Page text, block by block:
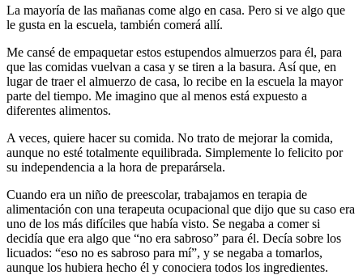
La mayoría de las mañanas come algo en casa. Pero si ve algo que
le gusta en la escuela, también comerá allí.
Me cansé de empaquetar estos estupendos almuerzos para él, para
que las comidas vuelvan a casa y se tiren a la basura. Así que, en
lugar de traer el almuerzo de casa, lo recibe en la escuela la mayor
parte del tiempo. Me imagino que al menos está expuesto a
diferentes alimentos.
A veces, quiere hacer su comida. No trato de mejorar la comida,
aunque no esté totalmente equilibrada. Simplemente lo felicito por
su independencia a la hora de preparársela.
Cuando era un niño de preescolar, trabajamos en terapia de
alimentación con una terapeuta ocupacional que dijo que su caso era
uno de los más difíciles que había visto. Se negaba a comer si
decidía que era algo que “no era sabroso” para él. Decía sobre los
licuados: “eso no es sabroso para mí”, y se negaba a tomarlos,
aunque los hubiera hecho él y conociera todos los ingredientes.